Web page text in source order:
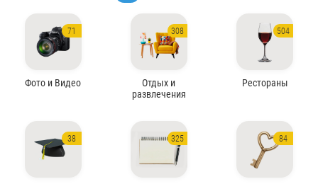
71
Фото и Видео
308
Отдых и
развлечения
504
Рестораны
38 325 84